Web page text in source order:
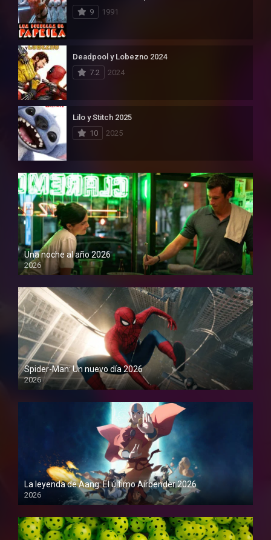
9
1991
Deadpool y Lobezno 2024
7.2
2024
Lilo y Stitch 2025
10
2025
Una noche al año 2026
2026
1080P
Spider-Man: Un nuevo día 2026
2026
1080P
La leyenda de Aang: El último Airbender 2026
2026
1080P